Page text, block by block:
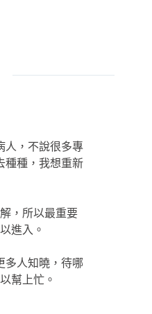
人，不說很多專
種種，我想重新
，所以最重要
進入。
多人知曉，待哪
幫上忙。